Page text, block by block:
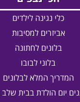
כלי נגינה לילדים
אביזרים למסיבות
בלונים לחתונה
בלוני לבובו
המדריך המלא לבלונים
יום הולדת בבית